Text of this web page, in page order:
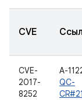
CVE
CVE-
2017-
8252
A-
QC-